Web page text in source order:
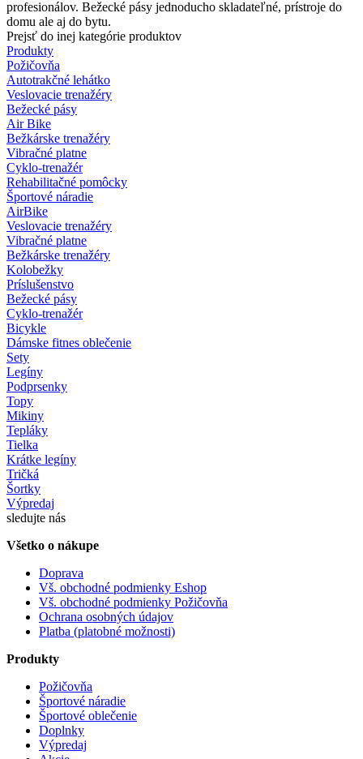
profesionálov. Bežecké pásy jednoducho skladateľné, prístroje do
domu ale aj do bytu.
Prejsť do inej kategórie produktov
Produkty
Požičovňa
Autotrakčné lehátko
Veslovacie trenažéry
Bežecké pásy
Air Bike
Bežkárske trenažéry
Vibračné platne
Cyklo-trenažér
Rehabilitačné pomôcky
Športové náradie
AirBike
Veslovacie trenažéry
Vibračné platne
Bežkárske trenažéry
Kolobežky
Príslušenstvo
Bežecké pásy
Cyklo-trenažér
Bicykle
Dámske fitnes oblečenie
Sety
Legíny
Podprsenky
Topy
Mikiny
Tepláky
Tielka
Krátke legíny
Tričká
Šortky
Výpredaj
sledujte nás
Všetko o nákupe
Doprava
Vš. obchodné podmienky Eshop
Vš. obchodné podmienky Požičovňa
Ochrana osobných údajov
Platba (platobné možnosti)
Produkty
Požičovňa
Športové náradie
Športové oblečenie
Doplnky
Výpredaj